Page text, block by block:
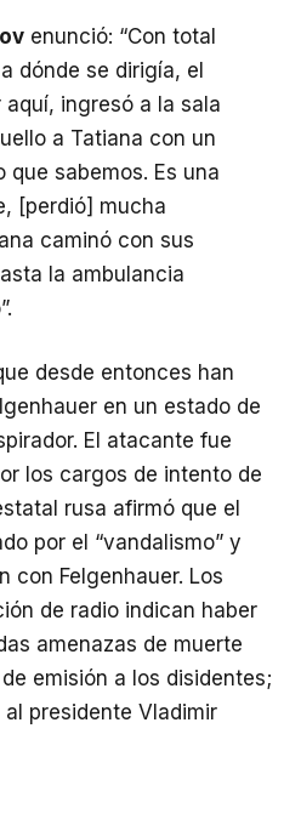
enunció: “Con total
dónde se dirigía, el
ingresó a la sala
a Tatiana con un
que sabemos. Es una
[perdió] mucha
caminó con sus
la ambulancia
desde entonces han
en un estado de
El atacante fue
los cargos de intento de
rusa afirmó que el
por el “vandalismo” y
con Felgenhauer. Los
de radio indican haber
amenazas de muerte
emisión a los disidentes;
presidente Vladimir